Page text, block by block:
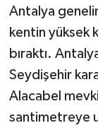
Antalya
kentin yüksek
bıraktı.
Seydişehir
Alacabel
santimetreye